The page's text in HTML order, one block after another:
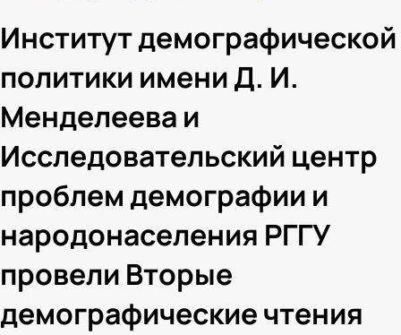
Институт демографической
политики имени Д. И.
Менделеева и
Исследовательский центр
проблем демографии и
народонаселения РГГУ
провели Вторые
демографические чтения